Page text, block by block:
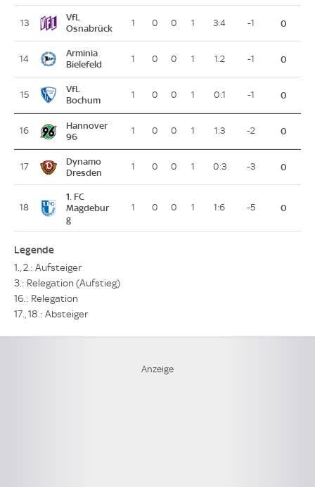
13
VfL
Osnabrück
1 0 0 1 3:4 -1 0
14
Arminia
Bielefeld
1 0 0 1 1:2 -1 0
15
VfL
Bochum
1 0 0 1 0:1 -1 0
16
Hannover
96
1 0 0 1 1:3 -2 0
17
Dynamo
Dresden
1 0 0 1 0:3 -3 0
18
1. FC
Magdebur
g
1 0 0 1 1:6 -5 0
Legende
1., 2.: Aufsteiger
3.: Relegation (Aufstieg)
16.: Relegation
17., 18.: Absteiger